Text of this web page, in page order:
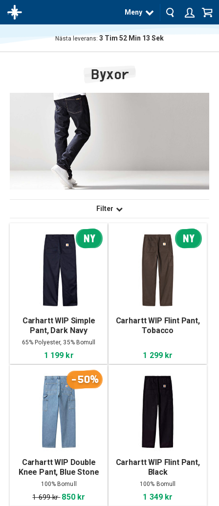
Meny
Nästa leverans: 3 Tim 52 Min 13 Sek
Byxor
Filter
NY
Carhartt WIP Simple
Pant, Dark Navy
65% Polyester, 35% Bomull
1 199 kr
NY
Carhartt WIP Flint Pant,
Tobacco
1 299 kr
-50%
Carhartt WIP Double
Knee Pant, Blue Stone
Bleached
100% Bomull
1 699 kr 850 kr
Carhartt WIP Flint Pant,
Black
100% Bomull
1 349 kr